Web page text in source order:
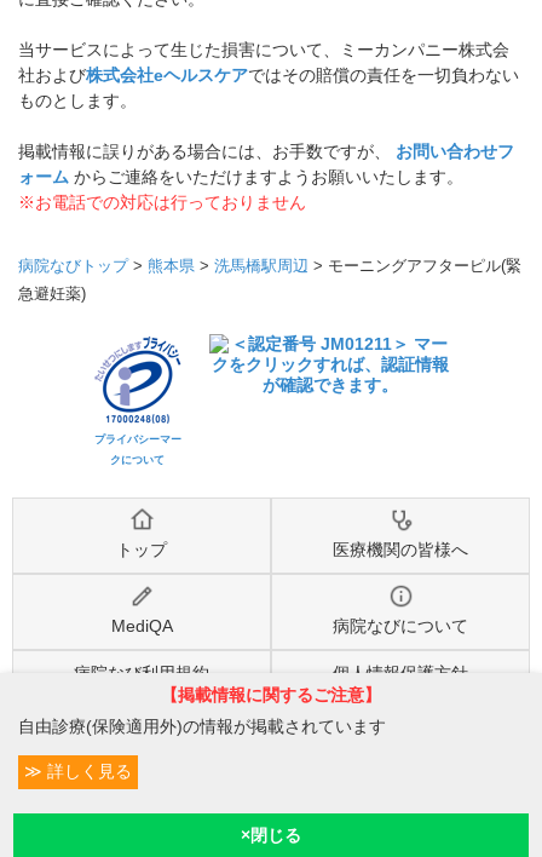
当サービスによって生じた損害について、ミーカンパニー株式会
社および株式会社eヘルスケアではその賠償の責任を一切負わない
ものとします。
掲載情報に誤りがある場合には、お手数ですが、 お問い合わせフ
ォーム からご連絡をいただけますようお願いいたします。
※お電話での対応は行っておりません
病院なびトップ> 熊本県 > 洗馬橋駅周辺 > モーニングアフターピル(緊
急避妊薬)
プライバシーマー
クについて
トップ 医療機関の皆様へ
MediQA 病院なびについて
病院なび利用規約 個人情報保護方針
現在診療
【掲載情報に関するご注意】
自由診療(保険適用外)の情報が掲載されています
詳しく見る